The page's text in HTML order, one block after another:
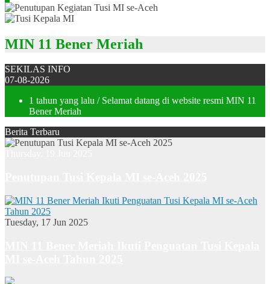
MIN 11 Bener Meriah
SEKILAS INFO
07-08-2026
1 tahun yang lalu / Selamat datang di website resmi MIN 11
Bener Meriah
Berita Terbaru
Tuesday, 17 Jun 2025